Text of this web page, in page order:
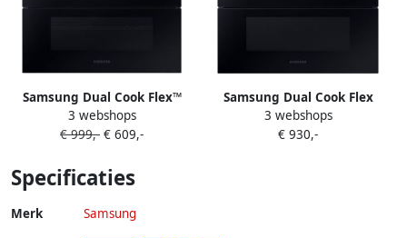
Samsung Dual Cook Flex™
Oven 4-serie NV7B4550VAK
U1
3 webshops
€ 999,- € 609,-
Samsung Dual Cook Flex
NV7B5755SAK U1 |
Heteluchtovens |
3 webshops
€ 930,-
Specificaties
Merk Samsung